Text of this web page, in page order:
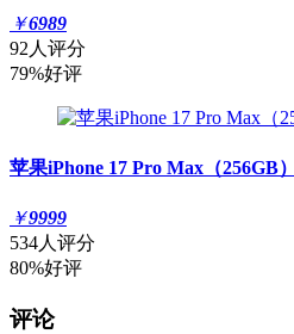
￥6989
92人评分
79%好评
苹果iPhone 17 Pro Max（256GB）
￥9999
534人评分
80%好评
评论